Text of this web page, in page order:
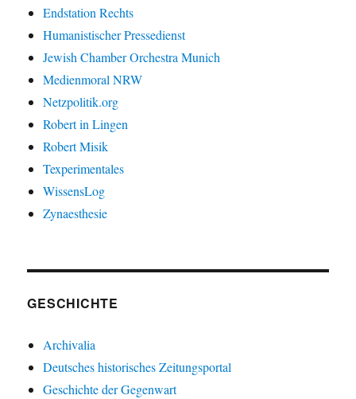
Endstation Rechts
Humanistischer Pressedienst
Jewish Chamber Orchestra Munich
Medienmoral NRW
Netzpolitik.org
Robert in Lingen
Robert Misik
Texperimentales
WissensLog
Zynaesthesie
GESCHICHTE
Archivalia
Deutsches historisches Zeitungsportal
Geschichte der Gegenwart